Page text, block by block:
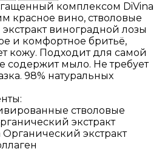
комплексом DiVina
красное вино, стволовые
виноградной лозы
и комфортное бритьё,
кожу. Подходит для самой
содержит мыло. Не требует
98% натуральных
стволовые
экстракт
экстракт